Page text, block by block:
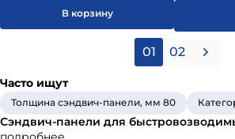
В корзину
01 02
Часто ищут
Толщина сэндвич-панели, мм 80
Сэндвич-панели для